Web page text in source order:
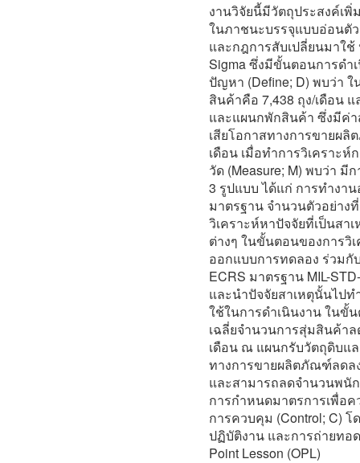
งานวิจัยนี้มีวัตถุประสงค์เ
ในภาชนะบรรจุแบบอ่อนตัว
และกฎการสับเปลี่ยนมาใ
Sigma ซึ่งมีขั้นตอนการดำ
ปัญหา (Define; D) พบว่า
สินค้าคือ 7,438 ถุง/เดือน
และแผนกพักสินค้า ซึ่งมีค่า
เสียโอกาสทางการขายผ
เดือน เมื่อทำการวิเคราะ
วัด (Measure; M) พบว่า
3 รูปแบบ ได้แก่ การทำงา
มาตรฐาน จำนวนตัวอย่าง
วิเคราะห์หาปัจจัยที่เป็นสา
ต่างๆ ในขั้นตอนของการวิ
ออกแบบการทดลอง ร่วมกั
ECRS มาตรฐาน MIL-
และนำปัจจัยสาเหตุนั้นไป
ใช้ในการดำเนินงาน ในขั้
เฉลี่ยจำนวนการสุ่มสินค้าล
เดือน ณ แผนกรับวัตถุดิบแ
ทางการขายผลิตภัณฑ์ลดล
และสามารถลดจำนวนพนั
การกำหนดมาตรการเพื่อ
การควบคุม (Control; C)
ปฏิบัติงาน และการถ่ายทอ
Point Lesson (OPL)